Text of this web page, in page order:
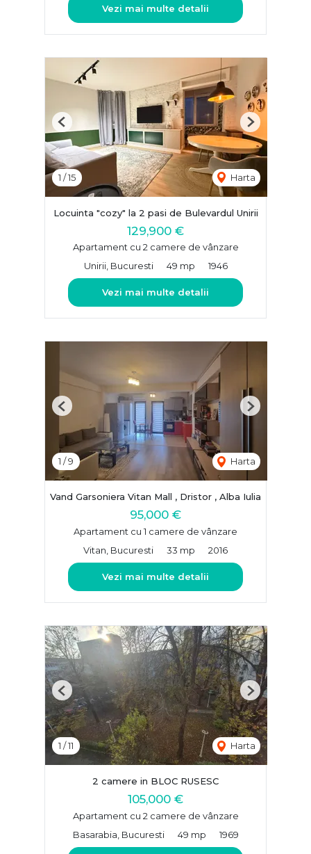
Vezi mai multe detalii
1 /15 Harta
Previous Next
Locuinta "cozy" la 2 pasi de Bulevardul Unirii
129,900 €
Apartament cu 2 camere de vânzare
Unirii, Bucuresti
49 mp 1946
Vezi mai multe detalii
1 /9 Harta
Previous Next
Vand Garsoniera Vitan Mall , Dristor , Alba Iulia
95,000 €
Apartament cu 1 camere de vânzare
Vitan, Bucuresti
33 mp 2016
Vezi mai multe detalii
1 /11 Harta
Previous Next
2 camere in BLOC RUSESC
105,000 €
Apartament cu 2 camere de vânzare
Basarabia, Bucuresti
49 mp 1969